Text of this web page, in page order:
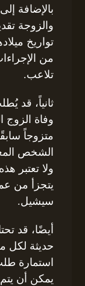
بالإضافة
والزوجة
تواريخ
من
تلاعب.
ثانياً، قد
وفاة
متزوجاً
الشخص
ولا تعتبر
يتجزأ من
سيشيل.
أيضًا، قد
حديثة لكل
استمارة
يمكن أن